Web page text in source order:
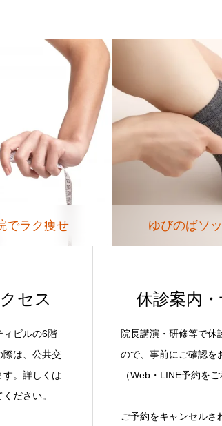
でラク痩せ ゆびのばソ
セス
ィビルの6階
際は、公共交
。詳しくは
ださい。
休診案内
院長講演・研修等で休
ので、事前にご確認を
（Web・LINE予約をご
ご予約をキャンセルさ